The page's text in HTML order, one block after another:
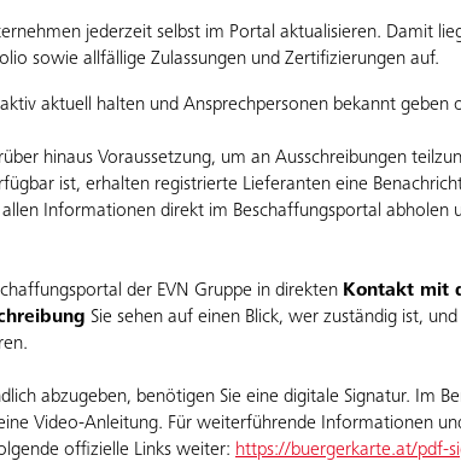
jederzeit selbst im Portal aktualisieren. Damit
sowie allfällige Zulassungen und Zertifizierungen auf.
aktuell halten und Ansprechpersonen bekannt geben
hinaus Voraussetzung, um an Ausschreibungen
ist, erhalten registrierte Lieferanten eine
Informationen direkt im Beschaffungsportal abholen
der EVN Gruppe in direkten Kontakt mit
Sie sehen auf einen Blick, wer zuständig ist,
abzugeben, benötigen Sie eine digitale Signatur. Im
Video-Anleitung. Für weiterführende Informationen
offizielle Links weiter: https://buergerkarte.at/pdf-